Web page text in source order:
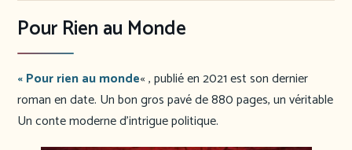
Pour Rien au Monde
« Pour rien au monde« , publié en 2021 est son dernier
roman en date. Un bon gros pavé de 880 pages, un véritable
Un conte moderne d’intrigue politique.